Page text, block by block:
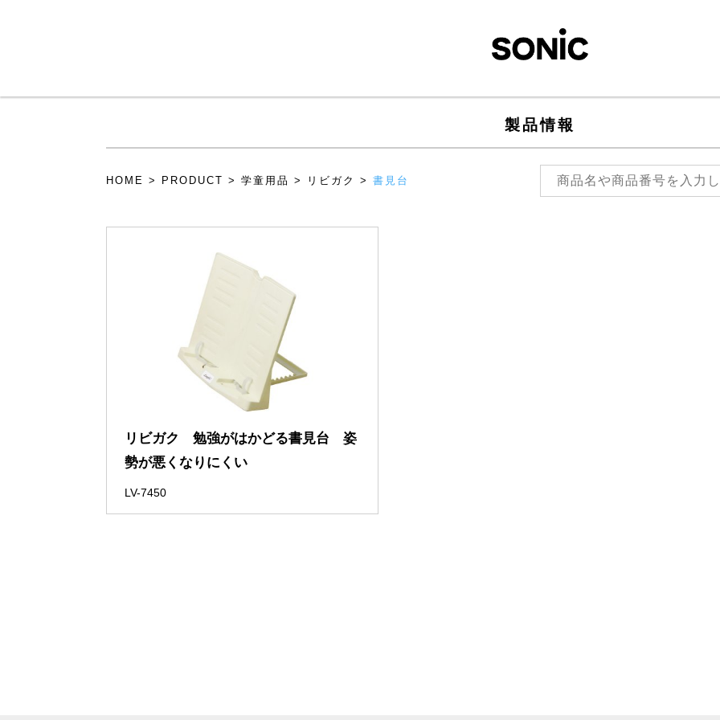
製品情報
HOME > PRODUCT > 学童用品 > リビガク > 書見台
リビガク 勉強がはかどる書見台 姿
勢が悪くなりにくい
LV-7450